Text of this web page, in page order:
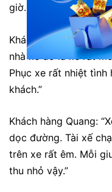
giờ. Chắc chắn sẽ
Khách hàng Trang:
nhà xe đó là xe rất
Phục xe rất nhiệt
khách.”
Khách hàng Quang:
dọc đường. Tài xế
trên xe rất êm. Mỗi
thu nhỏ vậy.”